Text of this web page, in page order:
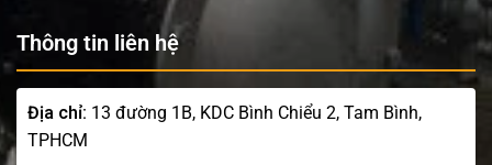
Thông tin liên hệ
Địa chỉ: 13 đường 1B, KDC Bình Chiểu 2, Tam Bình,
TPHCM